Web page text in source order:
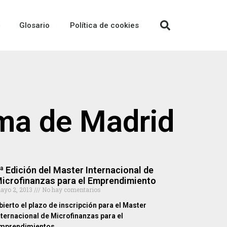
Glosario Política de cookies
de Madrid
Edición del Master Internacional de
para el Emprendimiento
2, 2013
No hay comentarios
el plazo de inscripción para el Master
de Microfinanzas para el